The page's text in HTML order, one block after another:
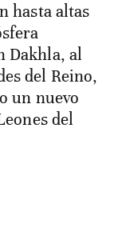
hasta altas
Dakhla, al
del Reino,
un nuevo
del